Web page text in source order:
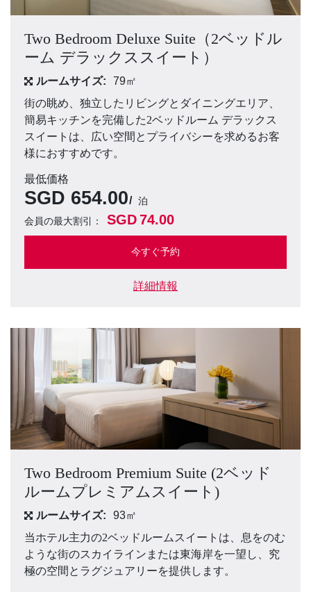
Two Bedroom Deluxe Suite（2ベッドル
ーム デラックススイート）
ルームサイズ:
79㎡
街の眺め、独立したリビングとダイニングエリア、
簡易キッチンを完備した2ベッドルーム デラックス
スイートは、広い空間とプライバシーを求めるお客
様におすすめです。
最低価格
SGD 654.00
泊
会員の最大割引：
SGD74.00
今すぐ予約
詳細情報
Two Bedroom Premium Suite (2ベッド
ルームプレミアムスイート)
ルームサイズ:
93㎡
当ホテル主力の2ベッドルームスイートは、息をのむ
ような街のスカイラインまたは東海岸を一望し、究
極の空間とラグジュアリーを提供します。